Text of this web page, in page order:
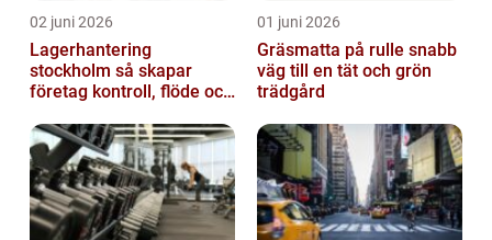
02 juni 2026
Lagerhantering
stockholm så skapar
företag kontroll, flöde och
01 juni 2026
Gräsmatta på rulle snabb
väg till en tät och grön
trädgård